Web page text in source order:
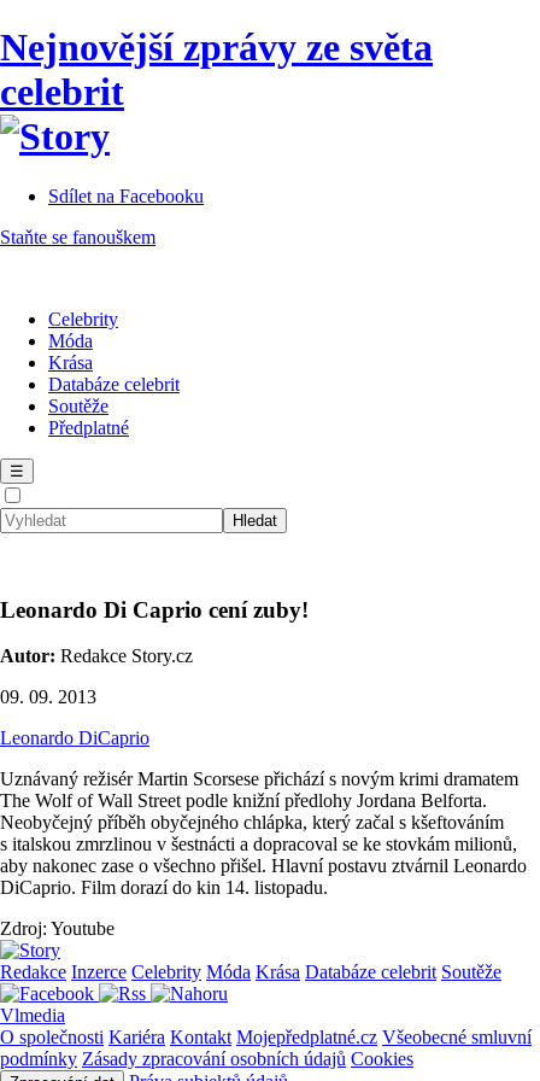
Nejnovější zprávy ze světa
celebrit
Sdílet na Facebooku
Staňte se fanouškem
Celebrity
Móda
Krása
Databáze celebrit
Soutěže
Předplatné
☰
Leonardo Di Caprio cení zuby!
Autor: Redakce Story.cz
09. 09. 2013
Leonardo DiCaprio
Uznávaný režisér Martin Scorsese přichází s novým krimi dramatem
The Wolf of Wall Street podle knižní předlohy Jordana Belforta.
Neobyčejný příběh obyčejného chlápka, který začal s kšeftováním
s italskou zmrzlinou v šestnácti a dopracoval se ke stovkám milionů,
aby nakonec zase o všechno přišel. Hlavní postavu ztvárnil Leonardo
DiCaprio. Film dorazí do kin 14. listopadu.
Zdroj: Youtube
Redakce Inzerce Celebrity Móda Krása Databáze celebrit Soutěže
Vlmedia
O společnosti Kariéra Kontakt Mojepředplatné.cz Všeobecné smluvní
podmínky Zásady zpracování osobních údajů Cookies